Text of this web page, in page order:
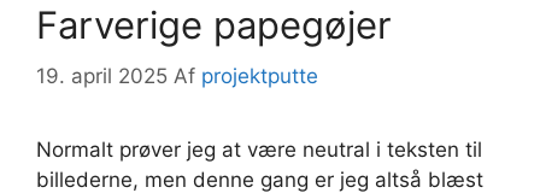
Farverige papegøjer
19. april 2025 Af projektputte
Normalt prøver jeg at være neutral i teksten til
billederne, men denne gang er jeg altså blæst